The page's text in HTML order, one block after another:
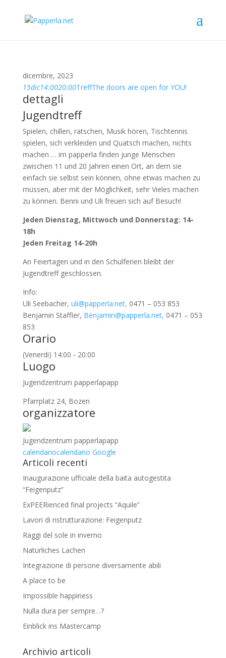
dicembre, 2023
15dic14:0020:00TreffThe doors are open for YOU!
dettagli
Jugendtreff
Spielen, chillen, ratschen, Musik hören, Tischtennis
spielen, sich verkleiden und Quatsch machen, nichts
machen … im papperla finden junge Menschen
zwischen 11 und 20 Jahren einen Ort, an dem sie
einfach sie selbst sein können, ohne etwas machen zu
müssen, aber mit der Möglichkeit, sehr Vieles machen
zu können. Benni und Uli freuen sich auf Besuch!
Jeden Dienstag, Mittwoch und Donnerstag: 14-
18h
Jeden Freitag 14-20h
An Feiertagen und in den Schulferien bleibt der
Jugendtreff geschlossen.
Info:
Uli Seebacher, uli@papperla.net, 0471 – 053 853
Benjamin Staffler, Benjamin@papperla.net, 0471 – 053
853
Orario
(Venerdi) 14:00 - 20:00
Luogo
Jugendzentrum papperlapapp
Pfarrplatz 24, Bozen
organizzatore
Jugendzentrum papperlapapp
calendariocalendario Google
Articoli recenti
Inaugurazione ufficiale della baita autogestita
“Feigenputz”
ExPEERienced final projects “Aquile”
Lavori di ristrutturazione: Feigenputz
Raggi del sole in inverno
Natürliches Lachen
Integrazione di persone diversamente abili
A place to be
Impossible happiness
Nulla dura per sempre…?
Einblick ins Mastercamp
Archivio articoli